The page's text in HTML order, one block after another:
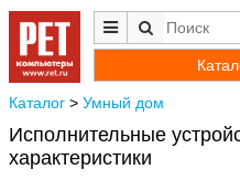
Каталог > Умный дом
Исполнительные
характеристики